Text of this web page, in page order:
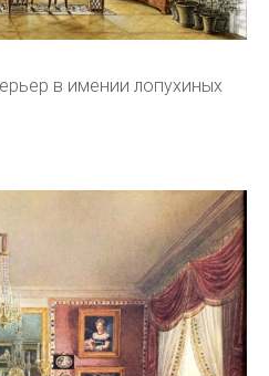
в имении лопухиных